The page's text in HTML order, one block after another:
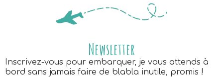
Newsletter
Inscrivez-vous pour embarquer, je vous attends à
bord sans jamais faire de blabla inutile, promis !